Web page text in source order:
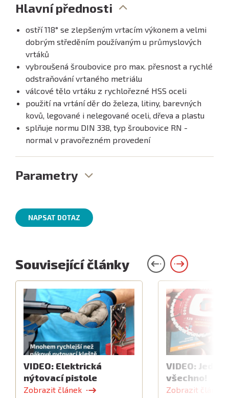
Hlavní přednosti
ostří 118° se zlepšeným vrtacím výkonem a velmi
dobrým středěním používaným u průmyslových
vrtáků
vybroušená šroubovice pro max. přesnost a rychlé
odstraňování vrtaného metriálu
válcové tělo vrtáku z rychlořezné HSS oceli
použití na vrtání děr do železa, litiny, barevných
kovů, legované i nelegované oceli, dřeva a plastu
splňuje normu DIN 338, typ šroubovice RN -
normal v pravořezném provedení
Parametry
NAPSAT DOTAZ
Související články
VIDEO: Elektrická
nýtovací pistole
Zobrazit článek
VIDEO:
všechno!
Zobrazit článek